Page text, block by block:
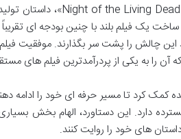
یک فیلم بلند با چنین بودجه ای
این چالش را پشت سر بگذارند. موفقیت
را به یکی از پردرآمدترین فیلم های
کمک کرد تا مسیر حرفه ای خود را
دارد. این دستاورد، الهام بخش
های خود را روایت کنند.